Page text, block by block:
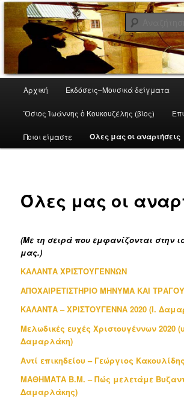
Βυζαντινή Μουσική
Παγκρήτιος Σύλλογος Φίλων Βυζαντινής
Ο Κουκουζέλης'
Μετάβαση
το
κύριο
Αρχική Εκδόσεις–Μουσικά δείγματα
Ὅσιος Ἰωάννης ὁ Κουκουζέλης (βίος)
Ποιοι είμαστε Όλες μας οι αναρτήσεις
Όλες μας οι
(Με τη σειρά που εμφανίζονται στην
μας.)
ΚΑΛΑΝΤΑ ΧΡΙΣΤΟΥΓΕΝΝΩΝ
ΑΠΟΧΑΙΡΕΤΙΣΤΗΡΙΟ ΜΗΝΥΜΑ ΚΑΙ
ΚΑΛΑΝΤΑ – ΧΡΙΣΤΟΥΓΕΝΝΑ 2020 (Ι.
Μελωδικές ευχές Χριστουγέννων 2020
Δαμαρλάκη)
Αντί επικηδείου – Γεώργιος
ΜΑΘΗΜΑΤΑ Β.Μ. – Πώς μελετάμε
Δαμαρλάκης)